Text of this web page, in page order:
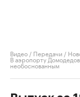
Видео / Передачи /
В аэропорту
необоснованным